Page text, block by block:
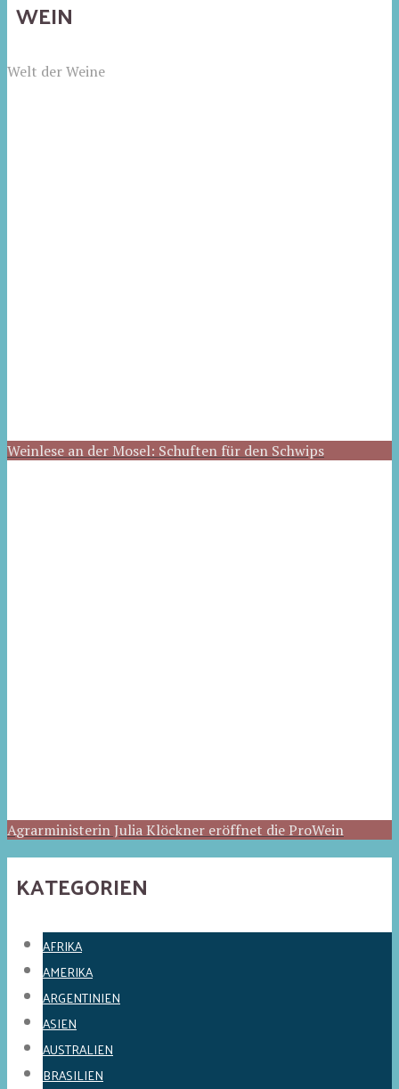
WEIN
Welt der Weine
Weinlese an der Mosel: Schuften für den Schwips
Agrarministerin Julia Klöckner eröffnet die ProWein
KATEGORIEN
AFRIKA
AMERIKA
ARGENTINIEN
ASIEN
AUSTRALIEN
BRASILIEN